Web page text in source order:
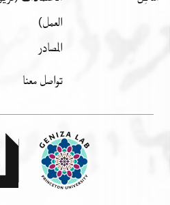
العمل)
المصادر
تواصل معنا